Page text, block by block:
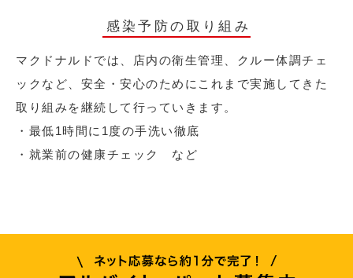
感染予防の取り組み
マクドナルドでは、店内の衛生管理、クルー体調チェ
ックなど、安全・安心のためにこれまで実施してきた
取り組みを継続して行っていきます。
・最低1時間に1度の手洗い徹底
・就業前の健康チェック など